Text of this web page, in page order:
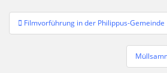
Beitragsnavigation
Filmvorführung in der Philippus-Gemeinde